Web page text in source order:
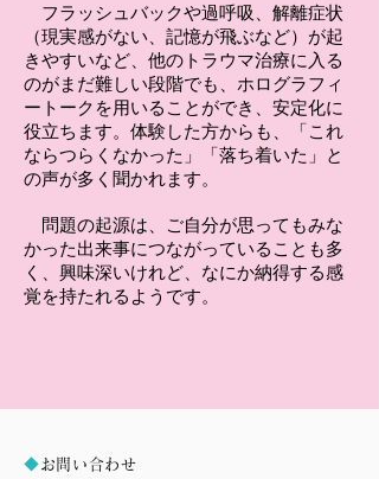
フラッシュバックや過呼吸、解離症状
（現実感がない、記憶が飛ぶなど）が起
きやすいなど、他のトラウマ治療に入る
のがまだ難しい段階でも、ホログラフィ
ートークを用いることができ、安定化に
役立ちます。体験した方からも、「これ
ならつらくなかった」「落ち着いた」と
の声が多く聞かれます。
問題の起源は、ご自分が思ってもみな
かった出来事につながっていることも多
く、興味深いけれど、なにか納得する感
覚を持たれるようです。
◆ お問い合わせ